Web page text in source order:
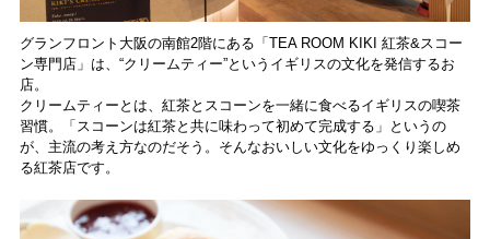
グランフロント大阪の南館2階にある「TEA ROOM KIKI 紅茶&スコー
ン専門店」は、“クリームティー”というイギリスの文化を発信するお
店。
クリームティーとは、紅茶とスコーンを一緒に食べるイギリスの喫茶
習慣。「スコーンは紅茶と共に味わって初めて完成する」というの
が、主流の考え方なのだそう。そんなおいしい文化をゆっくり楽しめ
る紅茶店です。